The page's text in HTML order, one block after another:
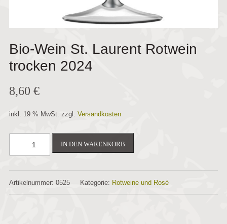
Bio-Wein St. Laurent Rotwein
trocken 2024
8,60 €
inkl. 19 % MwSt. zzgl. Versandkosten
IN DEN WARENKORB
Artikelnummer: 0525 Kategorie: Rotweine und Rosé